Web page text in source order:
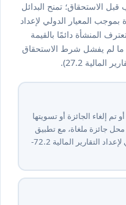
قبل الاستحقاق؛ تمنح البدائل
المعيار الدولي لإعداد
كحد أدنى، تعترف المنشأة دائمًا بالقيمة
ما لم يفشل شرط الاستحقاق
⁦2⁩.⁦27⁩).
تم إلغاء الجائزة أو تسويتها
جائزة ملغاة، مع تطبيق
المحاسبة المعدلة على المعيار الدولي لإعداد التقارير المالية ⁦2⁩.⁦27-